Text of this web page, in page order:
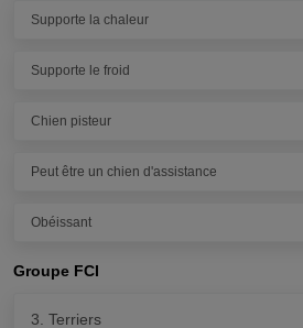
Supporte la chaleur
Supporte le froid
Chien pisteur
Peut être un chien d'assistance
Obéissant
Groupe FCI
3. Terriers